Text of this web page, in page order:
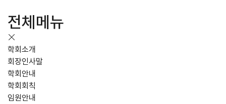
전체메뉴
학회소개
회장인사말
학회안내
학회회칙
임원안내